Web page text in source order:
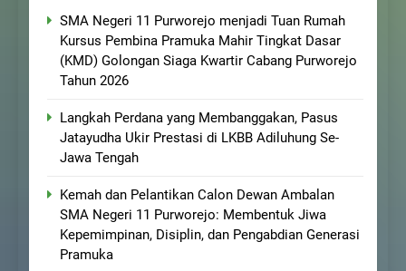
SMA Negeri 11 Purworejo menjadi Tuan Rumah
Kursus Pembina Pramuka Mahir Tingkat Dasar
(KMD) Golongan Siaga Kwartir Cabang Purworejo
Tahun 2026
Langkah Perdana yang Membanggakan, Pasus
Jatayudha Ukir Prestasi di LKBB Adiluhung Se-
Jawa Tengah
Kemah dan Pelantikan Calon Dewan Ambalan
SMA Negeri 11 Purworejo: Membentuk Jiwa
Kepemimpinan, Disiplin, dan Pengabdian Generasi
Pramuka